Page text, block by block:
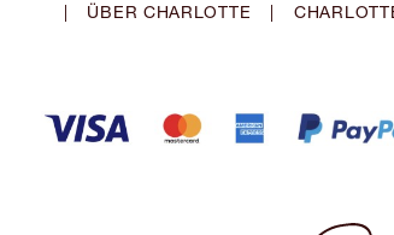
| ÜBER CHARLOTTE |